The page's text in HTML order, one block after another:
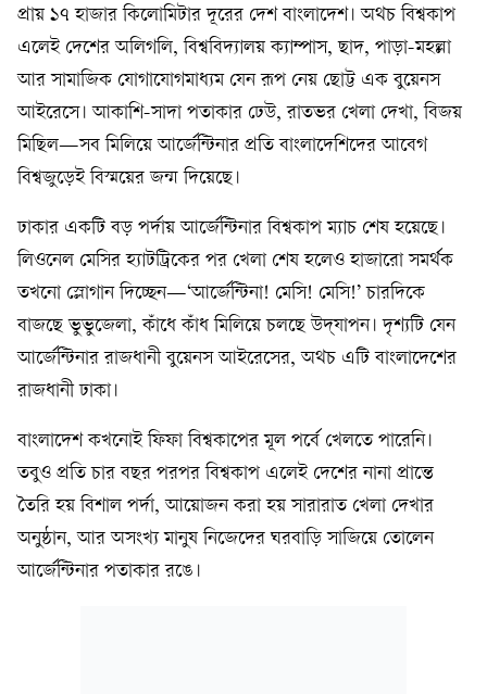
প্রায় ১৭ হাজার কিলোমিটার দূরের দেশ বাংলাদেশ। অথচ বিশ্বকাপ
এলেই দেশের অলিগলি, বিশ্ববিদ্যালয় ক্যাম্পাস, ছাদ, পাড়া-মহল্লা
আর সামাজিক যোগাযোগমাধ্যম যেন রূপ নেয় ছোট্ট এক বুয়েনস
আইরেসে। আকাশি-সাদা পতাকার ঢেউ, রাতভর খেলা দেখা, বিজয়
মিছিল—সব মিলিয়ে আর্জেন্টিনার প্রতি বাংলাদেশিদের আবেগ
বিশ্বজুড়েই বিস্ময়ের জন্ম দিয়েছে।
ঢাকার একটি বড় পর্দায় আর্জেন্টিনার বিশ্বকাপ ম্যাচ শেষ হয়েছে।
লিওনেল মেসির হ্যাটট্রিকের পর খেলা শেষ হলেও হাজারো সমর্থক
তখনো স্লোগান দিচ্ছেন—‘আর্জেন্টিনা! মেসি! মেসি!’ চারদিকে
বাজছে ভুভুজেলা, কাঁধে কাঁধ মিলিয়ে চলছে উদ্‌যাপন। দৃশ্যটি যেন
আর্জেন্টিনার রাজধানী বুয়েনস আইরেসের, অথচ এটি বাংলাদেশের
রাজধানী ঢাকা।
বাংলাদেশ কখনোই ফিফা বিশ্বকাপের মূল পর্বে খেলতে পারেনি।
তবুও প্রতি চার বছর পরপর বিশ্বকাপ এলেই দেশের নানা প্রান্তে
তৈরি হয় বিশাল পর্দা, আয়োজন করা হয় সারারাত খেলা দেখার
অনুষ্ঠান, আর অসংখ্য মানুষ নিজেদের ঘরবাড়ি সাজিয়ে তোলেন
আর্জেন্টিনার পতাকার রঙে।